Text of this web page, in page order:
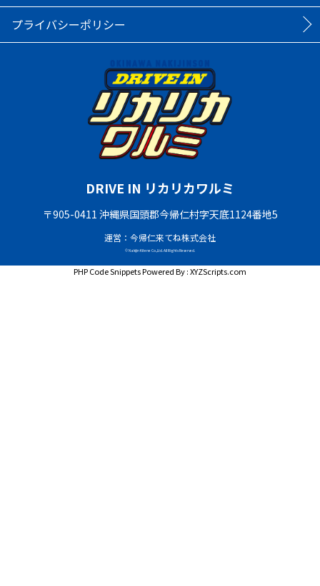
プライバシーポリシー
DRIVE IN リカリカワルミ
〒905-0411 沖縄県国頭郡今帰仁村字天底1124番地5
運営：今帰仁来てね株式会社
© Nakijin Kitene Co.,Ltd. All Rights Reserved.
PHP Code SnippetsPowered By :XYZScripts.com